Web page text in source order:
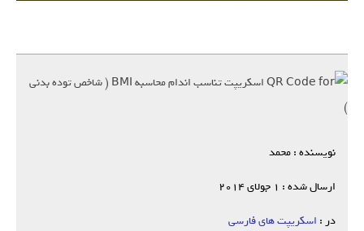
نویسنده : محمد
ارسال شده : 1 جولای 2014
در : اسکریپت های فارسی